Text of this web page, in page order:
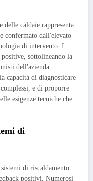
caldaie rappresenta
confermato dall'elevato
di intervento. I
sottolineando la
dell'azienda.
capacità di diagnosticare
e di proporre
esigenze tecniche che
di
di riscaldamento
positivi. Numerosi